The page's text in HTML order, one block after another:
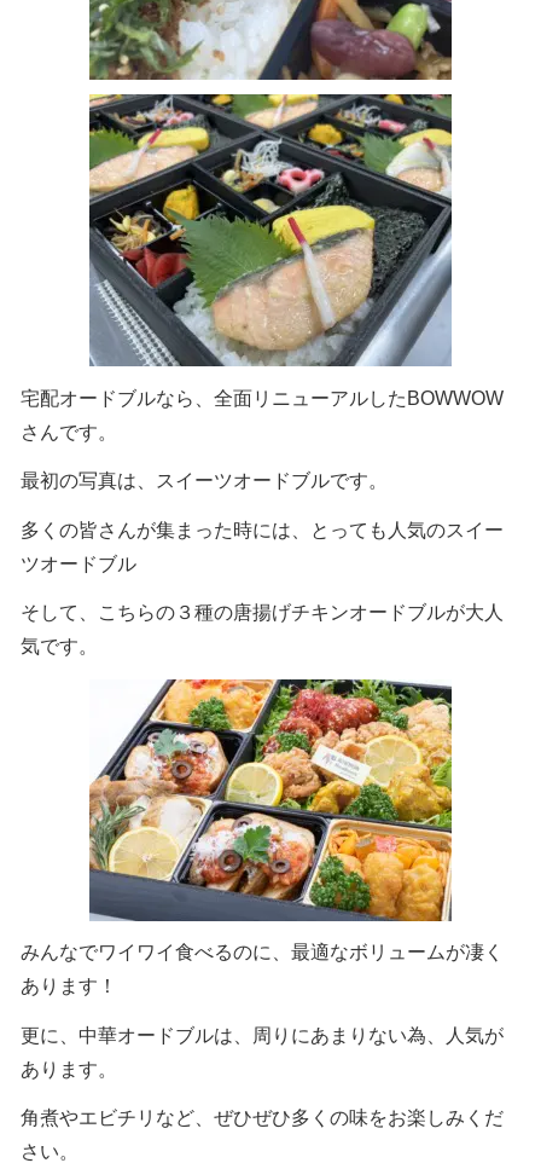
宅配オードブルなら、全面リニューアルしたBOWWOW
さんです。
最初の写真は、スイーツオードブルです。
多くの皆さんが集まった時には、とっても人気のスイー
ツオードブル
そして、こちらの３種の唐揚げチキンオードブルが大人
気です。
みんなでワイワイ食べるのに、最適なボリュームが凄く
あります！
更に、中華オードブルは、周りにあまりない為、人気が
あります。
角煮やエビチリなど、ぜひぜひ多くの味をお楽しみくだ
さい。